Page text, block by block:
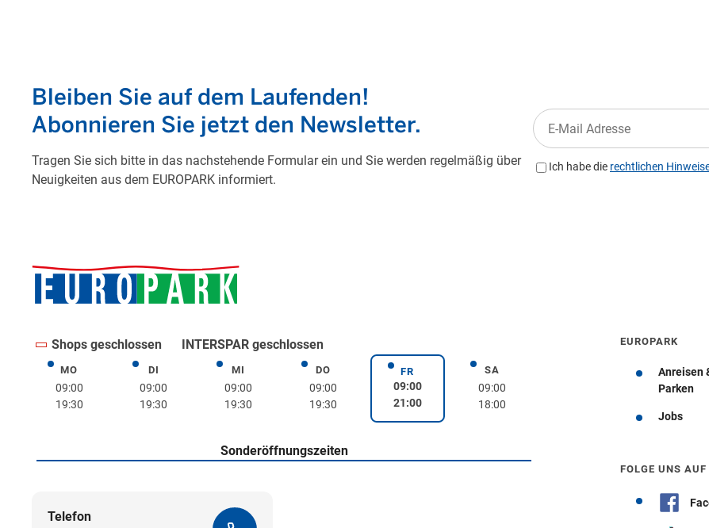
Shops geschlossen INTERSPAR geschlossen
MOMontag
09:00
19:30
DIDienstag
09:00
19:30
MIMittwoch
09:00
19:30
DODonnerstag
09:00
19:30
FRFreitag
09:00
21:00
SASamstag
09:00
18:00
Sonderöffnungszeiten
Telefon
EUROPARK
Anreisen
Parken
Jobs
FOLGE UNS AUF